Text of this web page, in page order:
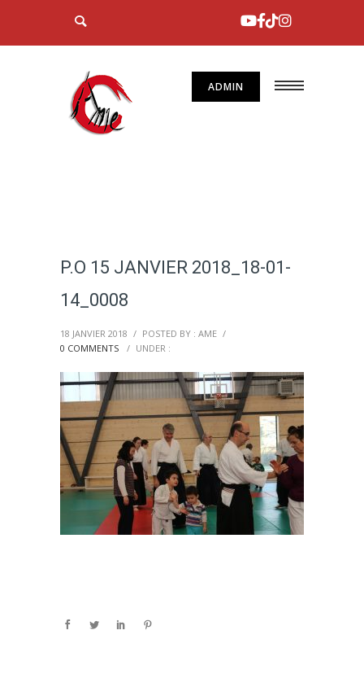
ADMIN
P.O 15 JANVIER 2018_18-01-
14_0008
18 JANVIER 2018 / POSTED BY : AME /
0 COMMENTS
/ UNDER :